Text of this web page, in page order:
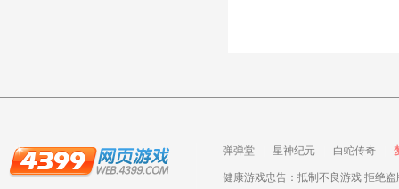
弹弹堂 星神纪元 白蛇传奇
健康游戏忠告：抵制不良游戏 拒绝